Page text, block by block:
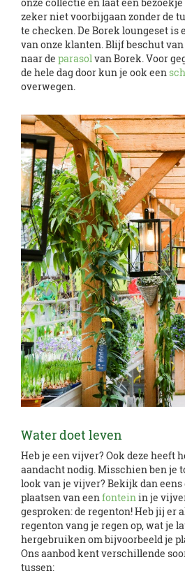
zeker niet voorbijgaan zonder de
te checken. De Borek loungeset is
van onze klanten. Blijf beschut
naar de parasolvan Borek. Voor
de hele dag door kun je ook een
overwegen.
Water doet leven
Heb je een vijver? Ook deze heeft
aandacht nodig. Misschien ben je
look van je vijver? Bekijk dan
plaatsen van eenfonteinin je
gesproken: de regenton! Heb jij er
regenton vang je regen op, wat je
hergebruiken om bijvoorbeeld je
Ons aanbod kent verschillende
tussen: